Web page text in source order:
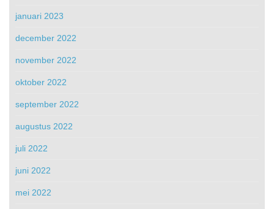
januari 2023
december 2022
november 2022
oktober 2022
september 2022
augustus 2022
juli 2022
juni 2022
mei 2022